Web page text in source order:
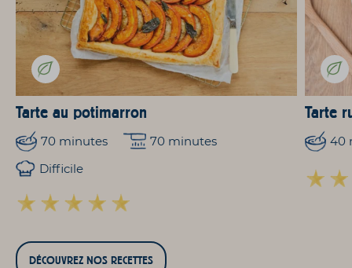
Tarte au potimarron
70 minutes
70 minutes
Difficile
Tarte
40
DÉCOUVREZ NOS RECETTES